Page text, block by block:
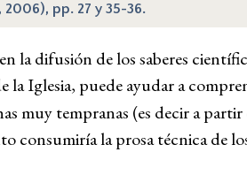
2006), pp. 27 y 35-36.
la difusión de los saberes
la Iglesia, puede ayudar a
muy tempranas (es decir a
consumiría la prosa técnica de